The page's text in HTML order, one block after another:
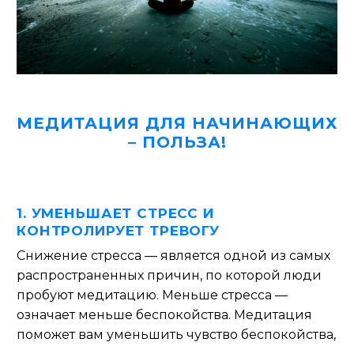
МЕДИТАЦИЯ ДЛЯ НАЧИНАЮЩИХ
– ПОЛЬЗА!
1. УМЕНЬШАЕТ СТРЕСС И
КОНТРОЛИРУЕТ ТРЕВОГУ
Снижение стресса — является одной из самых
распространенных причин, по которой люди
пробуют медитацию. Меньше стресса —
означает меньше беспокойства. Медитация
поможет вам уменьшить чувство беспокойства,